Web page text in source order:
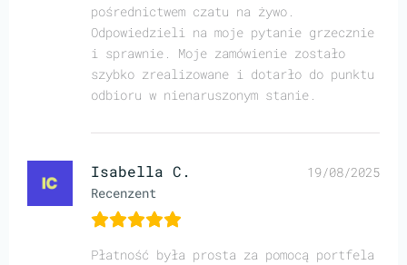
pośrednictwem czatu na żywo.
Odpowiedzieli na moje pytanie grzecznie
i sprawnie. Moje zamówienie zostało
szybko zrealizowane i dotarło do punktu
odbioru w nienaruszonym stanie.
Isabella C.
Recenzent
19/08/2025
Płatność była prosta za pomocą portfela